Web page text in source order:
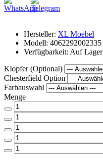
Hersteller: XL Moebel
Modell: 4062292002335
Verfügbarkeit: Auf Lager
Klopfer (Optional)
Chesterfield Option
Farbauswahl
Menge